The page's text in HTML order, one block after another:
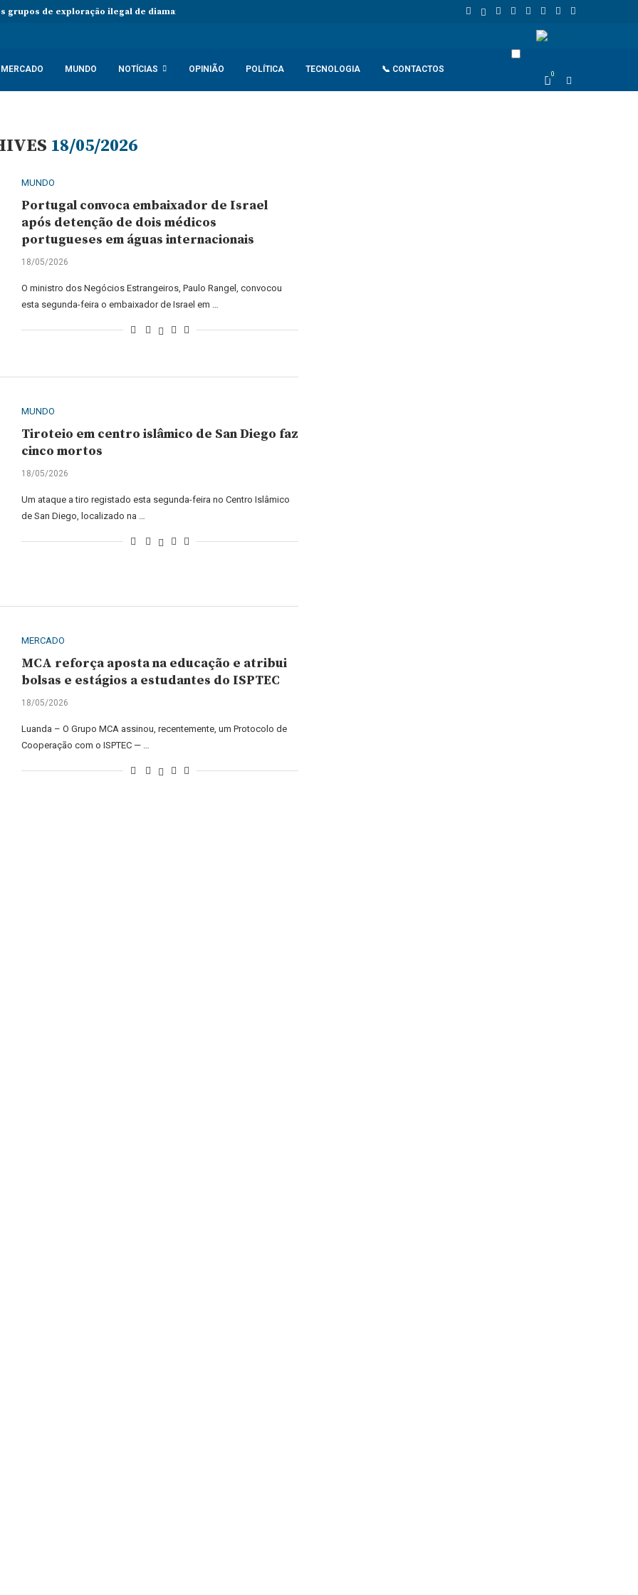
grupos de exploração ilegal de diamantes na Lunda-Norte Funcionários da Pumangol no Uíge detidos por especulação do preço da
MERCADO MUNDO NOTÍCIAS OPINIÃO POLÍTICA TECNOLOGIA 📞 CONTACTOS 0
18/05/2026
MUNDO
Portugal convoca embaixador de Israel
após detenção de dois médicos
portugueses em águas internacionais
18/05/2026
O ministro dos Negócios Estrangeiros, Paulo Rangel, convocou
esta segunda-feira o embaixador de Israel em …
MUNDO
Tiroteio em centro islâmico de San Diego faz
cinco mortos
18/05/2026
Um ataque a tiro registado esta segunda-feira no Centro Islâmico
de San Diego, localizado na …
MERCADO
MCA reforça aposta na educação e atribui
bolsas e estágios a estudantes do ISPTEC
18/05/2026
Luanda – O Grupo MCA assinou, recentemente, um Protocolo de
Cooperação com o ISPTEC — …